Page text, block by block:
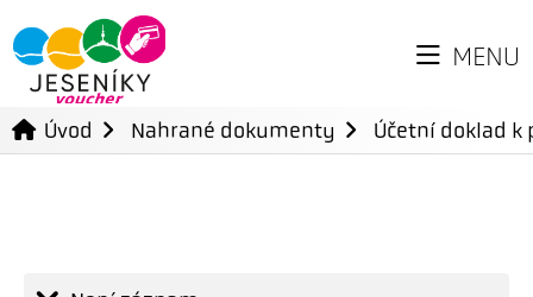
MENU
Úvod Nahrané dokumenty Účetní doklad